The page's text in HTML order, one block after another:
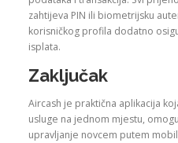
zahtijeva PIN ili biometrijsku
korisničkog profila dodatno
isplata.
Zaključak
Aircash je praktična aplikacija
usluge na jednom mjestu,
upravljanje novcem putem